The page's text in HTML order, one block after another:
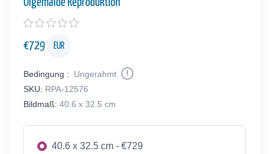
€729 EUR
Bedingung :
Ungerahmt
SKU: RPA-12576
Bildmaß: 40.6 x 32.5 cm
40.6 x 32.5 cm - €729